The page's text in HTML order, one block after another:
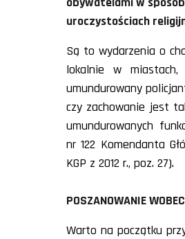
uroczystościach
Są to wydarzenia o
lokalnie w miastach,
umundurowany
czy zachowanie jest
umundurowanych
nr 122 Komendanta
KGP z 2012 r., poz. 27).
POSZANOWANIE
Warto na początku